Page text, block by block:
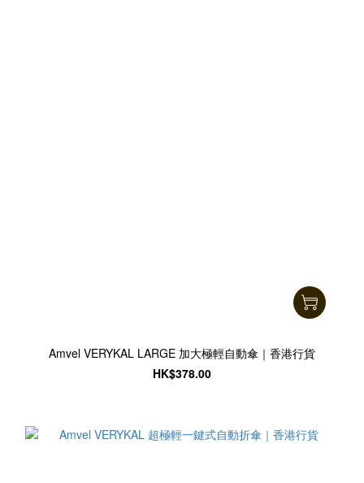
Amvel VERYKAL LARGE 加大極輕自動傘｜香港行貨
HK$378.00